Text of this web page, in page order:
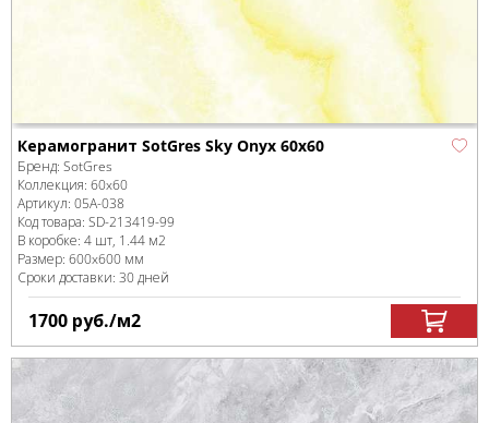
Керамогранит SotGres Sky Onyx 60x60
Бренд: SotGres
Коллекция: 60x60
Артикул: 05А-038
Код товара: SD-213419-99
В коробке: 4 шт, 1.44 м2
Размер: 600x600 мм
Сроки доставки: 30 дней
1700 руб./м2